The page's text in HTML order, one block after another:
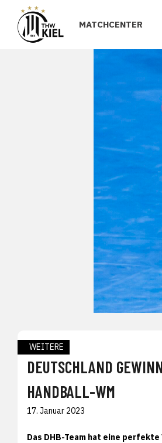
MATCHCENTER
WEITERE
DEUTSCHLAND
HANDBALL-WM
17. Januar 2023
Das DHB-Team hat eine